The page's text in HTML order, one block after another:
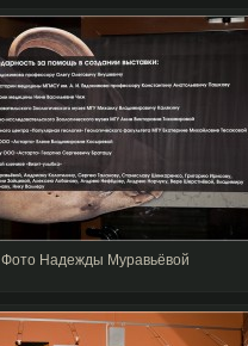
Фото Надежды Муравьёвой